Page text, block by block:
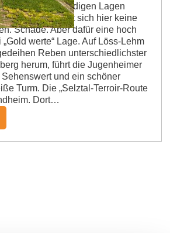
ein in die „goldigen Lagen
befindet sich hier keine
Schade. Aber dafür eine hoch
werte“ Lage. Auf Löss-Lehm
Reben unterschiedlichster
herum, führt die Jugenheimer
und ein schöner
Turm. Die „Selztal-Terroir-Route
Dort…